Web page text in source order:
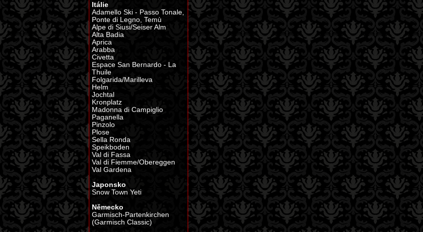
Itálie
Adamello Ski - Passo Tonale,
Ponte di Legno, Temù
Alpe di Siusi/Seiser Alm
Alta Badia
Aprica
Arabba
Civetta
Espace San Bernardo - La
Thuile
Folgarida/Marilleva
Helm
Jochtal
Kronplatz
Madonna di Campiglio
Paganella
Pinzolo
Plose
Sella Ronda
Speikboden
Val di Fassa
Val di Fiemme/Obereggen
Val Gardena
Japonsko
Snow Town Yeti
Německo
Garmisch-Partenkirchen
(Garmisch Classic)